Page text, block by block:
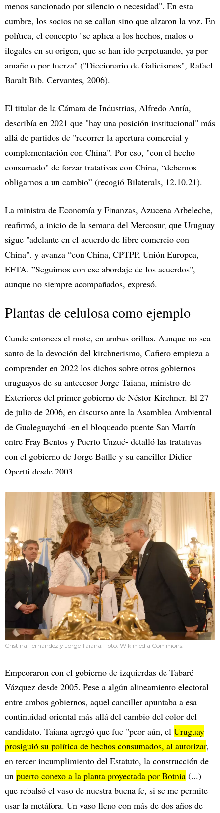
menos sancionado por silencio o necesidad". En esta
cumbre, los socios no se callan sino que alzaron la voz. En
política, el concepto "se aplica a los hechos, malos o
ilegales en su origen, que se han ido perpetuando, ya por
amaño o por fuerza" ("Diccionario de Galicismos", Rafael
Baralt Bib. Cervantes, 2006).
El titular de la Cámara de Industrias, Alfredo Antía,
describía en 2021 que "hay una posición institucional" más
allá de partidos de "recorrer la apertura comercial y
complementación con China". Por eso, "con el hecho
consumado" de forzar tratativas con China, “debemos
obligarnos a un cambio” (recogió Bilaterals, 12.10.21).
La ministra de Economía y Finanzas, Azucena Arbeleche,
reafirmó, a inicio de la semana del Mercosur, que Uruguay
sigue "adelante en el acuerdo de libre comercio con
China". y avanza “con China, CPTPP, Unión Europea,
EFTA. ”Seguimos con ese abordaje de los acuerdos",
aunque no siempre acompañados, expresó.
Plantas de celulosa como ejemplo
Cunde entonces el mote, en ambas orillas. Aunque no sea
santo de la devoción del kirchnerismo, Cafiero empieza a
comprender en 2022 los dichos sobre otros gobiernos
uruguayos de su antecesor Jorge Taiana, ministro de
Exteriores del primer gobierno de Néstor Kirchner. El 27
de julio de 2006, en discurso ante la Asamblea Ambiental
de Gualeguaychú -en el bloqueado puente San Martín
entre Fray Bentos y Puerto Unzué- detalló las tratativas
con el gobierno de Jorge Batlle y su canciller Didier
Opertti desde 2003.
Cristina Fernández y Jorge Taiana. Foto: Wikimedia Commons.
Empeoraron con el gobierno de izquierdas de Tabaré
Vázquez desde 2005. Pese a algún alineamiento electoral
entre ambos gobiernos, aquel canciller apuntaba a esa
continuidad oriental más allá del cambio del color del
candidato. Taiana agregó que fue "peor aún, el Uruguay
prosiguió su política de hechos consumados, al autorizar,
en tercer incumplimiento del Estatuto, la construcción de
un puerto conexo a la planta proyectada por Botnia (...)
que rebalsó el vaso de nuestra buena fe, si se me permite
usar la metáfora. Un vaso lleno con más de dos años de